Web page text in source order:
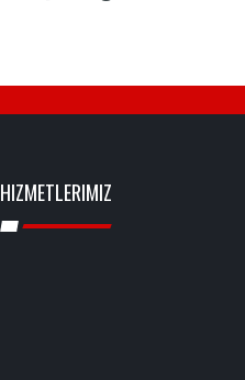
HIZMETLERIMIZ